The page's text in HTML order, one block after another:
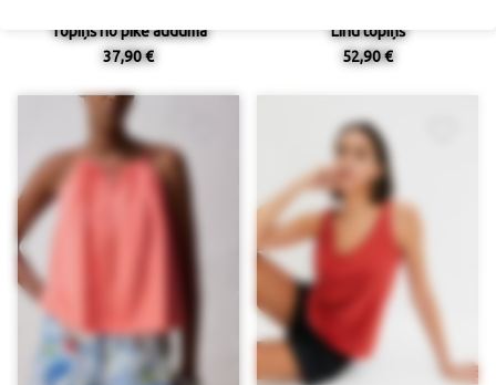
Topiņš no pikē auduma
37,90 €
Linu topiņš
52,90 €